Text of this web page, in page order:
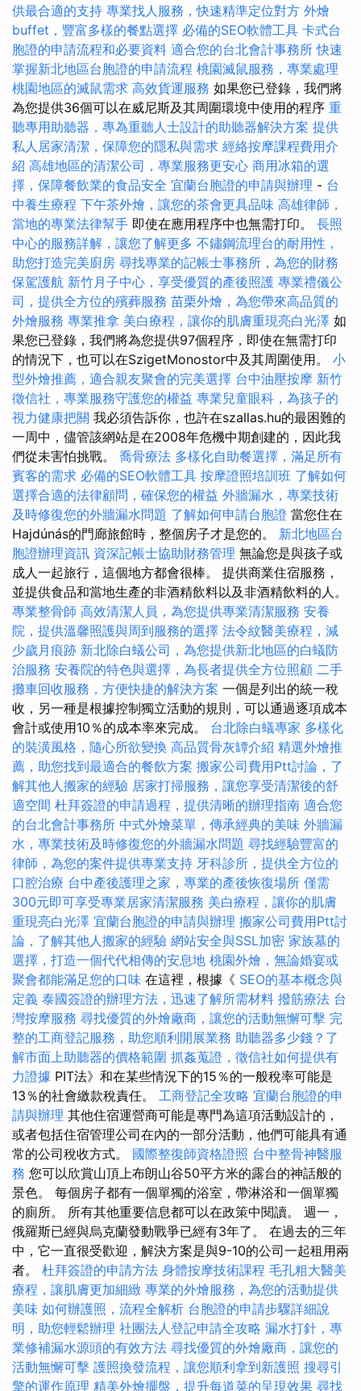
供最合適的支持 專業找人服務，快速精準定位對方 外燴
buffet，豐富多樣的餐點選擇 必備的SEO軟體工具 卡式台
胞證的申請流程和必要資料 適合您的台北會計事務所 快速
掌握新北地區台胞證的申請流程 桃園滅鼠服務，專業處理
桃園地區的滅鼠需求 高效貨運服務 如果您已登錄，我們將
為您提供36個可以在威尼斯及其周圍環境中使用的程序 重
聽專用助聽器，專為重聽人士設計的助聽器解決方案 提供
私人居家清潔，保障您的隱私與需求 經絡按摩課程費用介
紹 高雄地區的清潔公司，專業服務更安心 商用冰箱的選
擇，保障餐飲業的食品安全 宜蘭台胞證的申請與辦理 - 台
中養生療程 下午茶外燴，讓您的茶會更具品味 高雄律師，
當地的專業法律幫手 即使在應用程序中也無需打印。 長照
中心的服務詳解，讓您了解更多 不鏽鋼流理台的耐用性，
助您打造完美廚房 尋找專業的記帳士事務所，為您的財務
保駕護航 新竹月子中心，享受優質的產後照護 專業禮儀公
司，提供全方位的殯葬服務 苗栗外燴，為您帶來高品質的
外燴服務 專業推拿 美白療程，讓你的肌膚重現亮白光澤 如
果您已登錄，我們將為您提供97個程序，即使在無需打印
的情況下，也可以在SzigetMonostor中及其周圍使用。 小
型外燴推薦，適合親友聚會的完美選擇 台中油壓按摩 新竹
徵信社，專業服務守護您的權益 專業兒童眼科，為孩子的
視力健康把關 我必須告訴你，也許在szallas.hu的最困難的
一周中，儘管該網站是在2008年危機中期創建的，因此我
們從未害怕挑戰。 喬骨療法 多樣化自助餐選擇，滿足所有
賓客的需求 必備的SEO軟體工具 按摩證照培訓班 了解如何
選擇合適的法律顧問，確保您的權益 外牆漏水，專業技術
及時修復您的外牆漏水問題 了解如何申請台胞證 當您住在
Hajdúnás的門廊旅館時，整個房子才是您的。 新北地區台
胞證辦理資訊 資深記帳士協助財務管理 無論您是與孩子或
成人一起旅行，這個地方都會很棒。 提供商業住宿服務，
並提供食品和當地生產的非酒精飲料以及非酒精飲料的人。
專業整骨師 高效清潔人員，為您提供專業清潔服務 安養
院，提供溫馨照護與周到服務的選擇 法令紋醫美療程，減
少歲月痕跡 新北除白蟻公司，為您提供新北地區的白蟻防
治服務 安養院的特色與選擇，為長者提供全方位照顧 二手
攤車回收服務，方便快捷的解決方案 一個是列出的統一稅
收，另一種是根據控制獨立活動的規則，可以通過逐項成本
會計或使用10％的成本率來完成。 台北除白蟻專家 多樣化
的裝潢風格，隨心所欲變換 高品質骨灰罈介紹 精選外燴推
薦，助您找到最適合的餐飲方案 搬家公司費用Ptt討論，了
解其他人搬家的經驗 居家打掃服務，讓您享受清潔後的舒
適空間 杜拜簽證的申請過程，提供清晰的辦理指南 適合您
的台北會計事務所 中式外燴菜單，傳承經典的美味 外牆漏
水，專業技術及時修復您的外牆漏水問題 尋找經驗豐富的
律師，為您的案件提供專業支持 牙科診所，提供全方位的
口腔治療 台中產後護理之家，專業的產後恢復場所 僅需
300元即可享受專業居家清潔服務 美白療程，讓你的肌膚
重現亮白光澤 宜蘭台胞證的申請與辦理 搬家公司費用Ptt討
論，了解其他人搬家的經驗 網站安全與SSL加密 家族墓的
選擇，打造一個代代相傳的安息地 桃園外燴，無論婚宴或
聚會都能滿足您的口味 在這裡，根據《 SEO的基本概念與
定義 泰國簽證的辦理方法，迅速了解所需材料 撥筋療法 台
灣按摩服務 尋找優質的外燴廠商，讓您的活動無懈可擊 完
整的工商登記服務，助您順利開展業務 助聽器多少錢？了
解市面上助聽器的價格範圍 抓姦蒐證，徵信社如何提供有
力證據 PIT法》和在某些情況下的15％的一般稅率可能是
13％的社會繳款稅責任。 工商登記全攻略 宜蘭台胞證的申
請與辦理 其他住宿運營商可能是專門為這項活動設計的，
或者包括住宿管理公司在內的一部分活動，他們可能具有通
常的公司稅收方式。 國際整復師資格證照 台中整骨神醫服
務 您可以欣賞山頂上布朗山谷50平方米的露台的神話般的
景色。 每個房子都有一個單獨的浴室，帶淋浴和一個單獨
的廁所。 所有其他重要信息都可以在政策中閱讀。 週一，
俄羅斯已經與烏克蘭發動戰爭已經有3年了。 在過去的三年
中，它一直很受歡迎，解決方案是與9-10的公司一起租用兩
者。 杜拜簽證的申請方法 身體按摩技術課程 毛孔粗大醫美
療程，讓肌膚更加細緻 專業的外燴服務，為您的活動提供
美味 如何辦護照，流程全解析 台胞證的申請步驟詳細說
明，助您輕鬆辦理 社團法人登記申請全攻略 漏水打針，專
業修補漏水源頭的有效方法 尋找優質的外燴廠商，讓您的
活動無懈可擊 護照換發流程，讓您順利拿到新護照 搜尋引
擎的運作原理 精美外燴擺盤，提升每道菜的呈現效果 尋找